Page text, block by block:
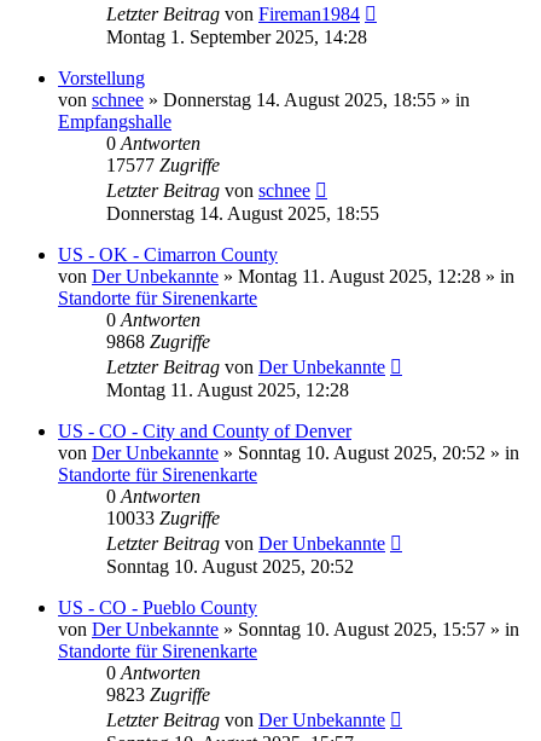
Letzter Beitrag von Fireman1984
Montag 1. September 2025, 14:28
Vorstellung
von schnee » Donnerstag 14. August 2025, 18:55 » in
Empfangshalle
0 Antworten
17577 Zugriffe
Letzter Beitrag von schnee
Donnerstag 14. August 2025, 18:55
US - OK - Cimarron County
von Der Unbekannte » Montag 11. August 2025, 12:28 » in
Standorte für Sirenenkarte
0 Antworten
9868 Zugriffe
Letzter Beitrag von Der Unbekannte
Montag 11. August 2025, 12:28
US - CO - City and County of Denver
von Der Unbekannte » Sonntag 10. August 2025, 20:52 » in
Standorte für Sirenenkarte
0 Antworten
10033 Zugriffe
Letzter Beitrag von Der Unbekannte
Sonntag 10. August 2025, 20:52
US - CO - Pueblo County
von Der Unbekannte » Sonntag 10. August 2025, 15:57 » in
Standorte für Sirenenkarte
0 Antworten
9823 Zugriffe
Letzter Beitrag von Der Unbekannte